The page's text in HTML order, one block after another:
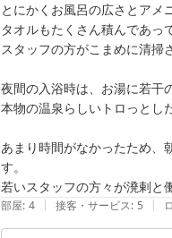
とにかくお風呂の広さとアメ
タオルもたくさん積んであっ
スタッフの方がこまめに清掃
夜間の入浴時は、お湯に若干
本物の温泉らしいトロっとし
あまり時間がなかったため、
す。
部屋: 4 | 接客・サービス: 5 |